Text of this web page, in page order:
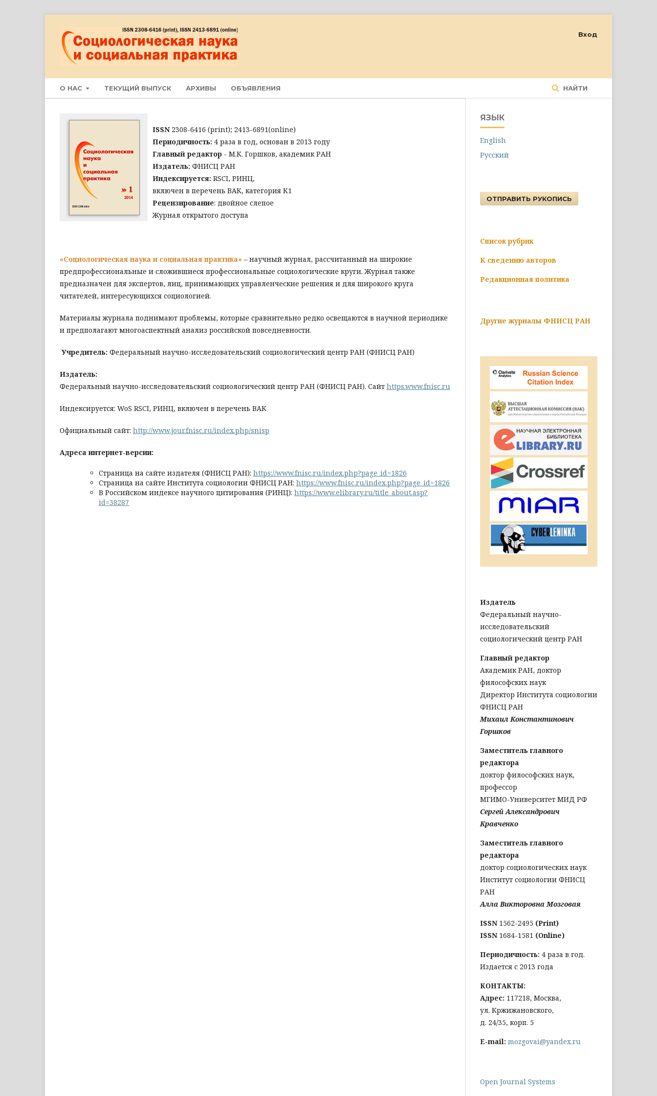
О НАС ТЕКУЩИЙ ВЫПУСК АРХИВЫ ОБЪЯВЛЕНИЯ НАЙТИ
Вход
ISSN2308-6416 (print); 2413-6891(online)
Периодичность: 4 раза в год, основан в 2013 году
Главный редактор - М.К. Горшков, академик РАН
Издатель: ФНИСЦ РАН
Индексируется: RSCI, РИНЦ,
включен в перечень ВАК, категория К1
Рецензирование: двойное слепое
Журнал открытого доступа
«Социологическая наука и социальная практика» – научный журнал, рассчитанный на широкие
предпрофессиональные и сложившиеся профессиональные социологические круги. Журнал также
предназначен для экспертов, лиц, принимающих управленческие решения и для широкого круга
читателей, интересующихся социологией.
Материалы журнала поднимают проблемы, которые сравнительно редко освещаются в научной периодике
и предполагают многоаспектный анализ российской повседневности.
Учредитель: Федеральный научно-исследовательский социологический центр РАН (ФНИСЦ РАН)
Издатель:
Федеральный научно-исследовательский социологический центр РАН (ФНИСЦ РАН). Сайт https.www.fnisc.ru
Индексируется: WoS RSCI, РИНЦ, включен в перечень ВАК
Официальный сайт: http://www.jour.fnisc.ru/index.php/snisp
Адреса интернет-версии:
Страница на сайте издателя (ФНИСЦ РАН): https://www.fnisc.ru/index.php?page_id=1826
Страница на сайте Института социологии ФНИСЦ РАН: https://www.fnisc.ru/index.php?page_id=1826
В Российском индексе научного цитирования (РИНЦ): https://www.elibrary.ru/title_about.asp?
id=38287
ЯЗЫК
English
Русский
ОТПРАВИТЬ РУКОПИСЬ
Список рубрик
К сведению авторов
Редакционная политика
Другие журналы ФНИСЦ РАН
Издатель
Федеральный научно-
исследовательский
социологический центр РАН
Главный редактор
Академик РАН, доктор
философских наук
Директор Института социологии
ФНИСЦ РАН
Михаил Константинович
Горшков
Заместитель главного
редактора
доктор философских наук,
профессор
МГИМО-Университет МИД РФ
Сергей Александрович
Кравченко
Заместитель главного
редактора
доктор социологических наук
Институт социологии ФНИСЦ
РАН
Алла Викторовна Мозговая
ISSN 1562-2495 (Print)
ISSN 1684-1581 (Online)
Периодичность: 4 раза в год.
Издается с 2013 года
КОНТАКТЫ:
Адрес: 117218, Москва,
ул. Кржижановского,
д. 24/35, корп. 5
E-mail: mozgovai@yandex.ru
Open Journal Systems